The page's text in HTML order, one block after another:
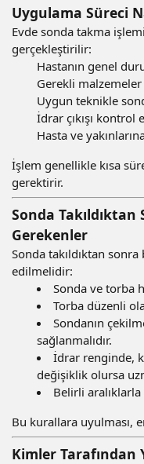
Uygulama Süreci
Evde sonda takma
gerçekleştirilir:
Hastanın genel
Gerekli malzemeler
Uygun teknikle
İdrar çıkışı kontrol
Hasta ve
İşlem genellikle kısa
gerektirir.
Sonda
Gerekenler
Sonda takıldıktan
edilmelidir:
Sonda ve torba
Torba düzenli
Sondanın
sağlanmalıdır.
İdrar renginde,
değişiklik olursa
Belirli aralıklarla
Bu kurallara uyulması,
Kimler Tarafından